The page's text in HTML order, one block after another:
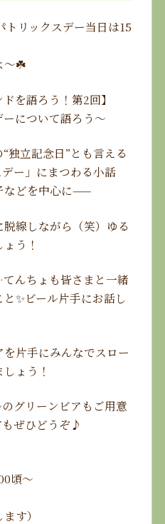
リックスデー当日は15
〜☘️
を語ろう！第2回】
について語ろう〜
独立記念日”とも言える
ー」にまつわる小話
などを中心に——
線しながら（笑）ゆる
う！
んちょも皆さまと一緒
✨ビール片手にお話し
片手にみんなでスロー
ょう！
グリーンビアもご用意
もぜひどうぞ♪
頃〜
す）